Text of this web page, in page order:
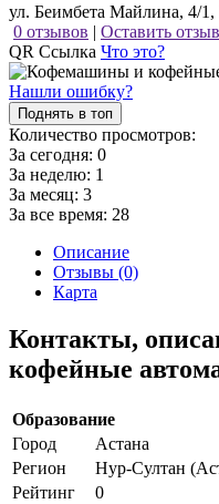
ул. Беимбета Майлина, 4/
0 отзывов | Оставить отзыв
QR Ссылка Что это?
Нашли ошибку?
Поднять в топ
Количество просмотров:
За сегодня: 0
За неделю: 1
За месяц: 3
За все время: 28
Описание
Отзывы (0)
Карта
Контакты,
кофейные
Образование
Город
Астана
Регион
Нур-Султан
Рейтинг
0